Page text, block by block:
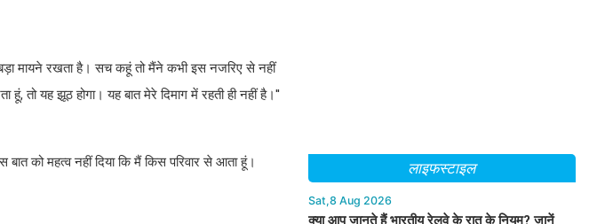
मायने रखता है। सच कहूं तो मैंने कभी इस नजरिए से नहीं
तो यह झूठ होगा। यह बात मेरे दिमाग में रहती ही नहीं है।''
को महत्व नहीं दिया कि मैं किस परिवार से आता हूं।
लाइफस्टाइल
Sat,8 Aug 2026
क्या आप जानते हैं भारतीय रेलवे के रात के नियम? जानें